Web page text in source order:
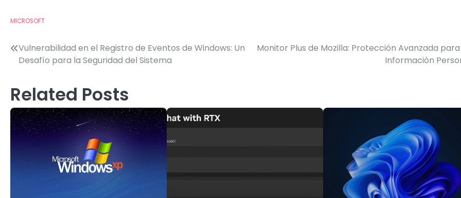
MICROSOFT
Post
navigation
Vulnerabilidad en el Registro de Eventos de Windows: Un
Desafío para la Seguridad del Sistema
Monitor Plus de Mozilla: Protección Avanzada para
Información
Related Posts